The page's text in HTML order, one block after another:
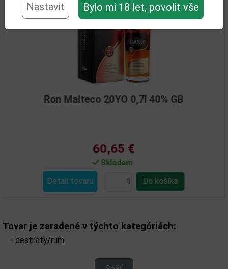
Nastavit Bylo mi 18 let, povolit vše
Ron Malteco 20YO 0,7l 40% GB
60,65 €
Skladem
Detail tovaru
Tovar je zaradené v týchto kategóriách:
- destilaty/rum